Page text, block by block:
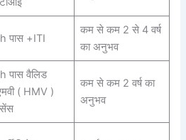
पास +ITI
कम से कम 2 से 4 वर्ष
का अनुभव
पास वैलिड
( HMV )
कम से कम 2 वर्ष का
अनुभव